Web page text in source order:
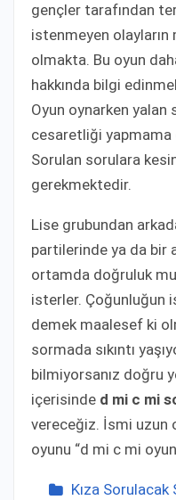
gençler tarafından
istenmeyen
olmakta. Bu oyun
hakkında bilgi
Oyun oynarken
cesaretliği
Sorulan sorulara
gerekmektedir.
Lise grubundan
partilerinde ya da bir
ortamda doğruluk
isterler. Çoğunluğun
demek maalesef ki
sormada sıkıntı
bilmiyorsanız doğru
içerisinde d mi c mi
vereceğiz. İsmi uzun
oyunu “d mi c mi
Kıza Sorulacak